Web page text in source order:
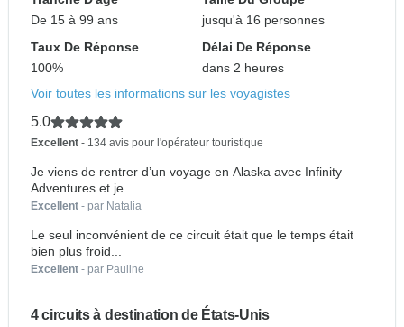
De 15 à 99 ans
jusqu'à 16 personnes
Taux De Réponse
100%
Délai De Réponse
dans 2 heures
Voir toutes les informations sur les voyagistes
5.0
Excellent - 134 avis pour l'opérateur touristique
Je viens de rentrer d’un voyage en Alaska avec Infinity
Adventures et je...
Excellent - par Natalia
Le seul inconvénient de ce circuit était que le temps était
bien plus froid...
Excellent - par Pauline
4 circuits à destination de États-Unis